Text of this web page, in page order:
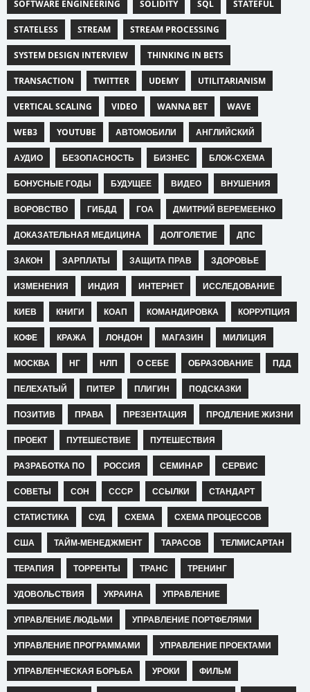
SOFTWARE ENGINEERING SOLIDITY SQL STATEFUL
STATELESS STREAM STREAM PROCESSING
SYSTEM DESIGN INTERVIEW THINKING IN BETS
TRANSACTION TWITTER UDEMY UTILITARIANISM
VERTICAL SCALING VIDEO WANNA BET WAVE
WEB3 YOUTUBE АВТОМОБИЛИ АНГЛИЙСКИЙ
АУДИО БЕЗОПАСНОСТЬ БИЗНЕС БЛОК-СХЕМА
БОНУСНЫЕ ГОДЫ БУДУЩЕЕ ВИДЕО ВНУШЕНИЯ
ВОРОВСТВО ГИБДД ГОА ДМИТРИЙ ВЕРЕМЕЕНКО
ДОКАЗАТЕЛЬНАЯ МЕДИЦИНА ДОЛГОЛЕТИЕ ДПС
ЗАКОН ЗАРПЛАТЫ ЗАЩИТА ПРАВ ЗДОРОВЬЕ
ИЗМЕНЕНИЯ ИНДИЯ ИНТЕРНЕТ ИССЛЕДОВАНИЕ
КИЕВ КНИГИ КОАП КОМАНДИРОВКА КОРРУПЦИЯ
КОФЕ КРАЖА ЛОНДОН МАГАЗИН МИЛИЦИЯ
МОСКВА НГ НЛП О СЕБЕ ОБРАЗОВАНИЕ ПДД
ПЕЛЕХАТЫЙ ПИТЕР ПЛИГИН ПОДСКАЗКИ
ПОЗИТИВ ПРАВА ПРЕЗЕНТАЦИЯ ПРОДЛЕНИЕ ЖИЗНИ
ПРОЕКТ ПУТЕШЕСТВИЕ ПУТЕШЕСТВИЯ
РАЗРАБОТКА ПО РОССИЯ СЕМИНАР СЕРВИС
СОВЕТЫ СОН СССР ССЫЛКИ СТАНДАРТ
СТАТИСТИКА СУД СХЕМА СХЕМА ПРОЦЕССОВ
США ТАЙМ-МЕНЕДЖМЕНТ ТАРАСОВ ТЕЛМИСАРТАН
ТЕРАПИЯ ТОРРЕНТЫ ТРАНС ТРЕНИНГ
УДОВОЛЬСТВИЯ УКРАИНА УПРАВЛЕНИЕ
УПРАВЛЕНИЕ ЛЮДЬМИ УПРАВЛЕНИЕ ПОРТФЕЛЯМИ
УПРАВЛЕНИЕ ПРОГРАММАМИ УПРАВЛЕНИЕ ПРОЕКТАМИ
УПРАВЛЕНЧЕСКАЯ БОРЬБА УРОКИ ФИЛЬМ